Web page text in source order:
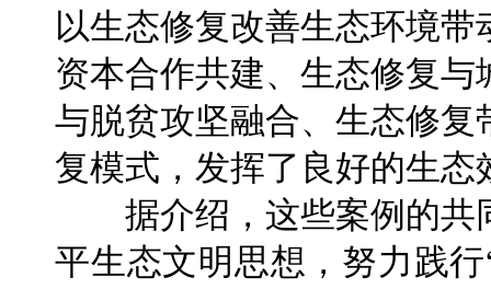
以生态修复改善生态环境
资本合作共建、生态修复
与脱贫攻坚融合、生态修
复模式，发挥了良好的生
据介绍，这些案例的共
平生态文明思想，努力践